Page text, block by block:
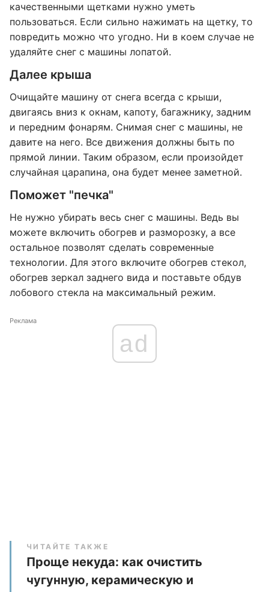
качественными щетками нужно уметь
пользоваться. Если сильно нажимать на щетку, то
повредить можно что угодно. Ни в коем случае не
удаляйте снег с машины лопатой.
Далее крыша
Очищайте машину от снега всегда с крыши,
двигаясь вниз к окнам, капоту, багажнику, задним
и передним фонарям. Снимая снег с машины, не
давите на него. Все движения должны быть по
прямой линии. Таким образом, если произойдет
случайная царапина, она будет менее заметной.
Поможет "печка"
Не нужно убирать весь снег с машины. Ведь вы
можете включить обогрев и разморозку, а все
остальное позволят сделать современные
технологии. Для этого включите обогрев стекол,
обогрев зеркал заднего вида и поставьте обдув
лобового стекла на максимальный режим.
Реклама
ad
ЧИТАЙТЕ ТАКЖЕ
Проще некуда: как очистить
чугунную, керамическую и